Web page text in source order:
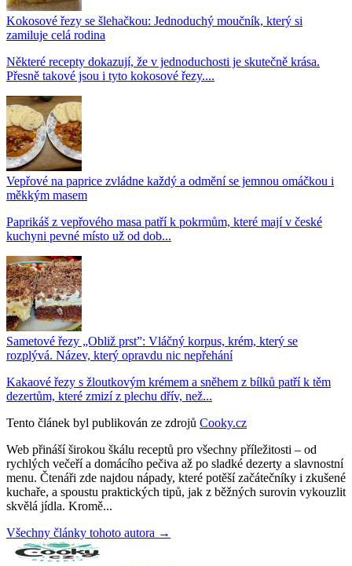
Kokosové řezy se šlehačkou: Jednoduchý moučník, který si
zamiluje celá rodina
Některé recepty dokazují, že v jednoduchosti je skutečně krása.
Přesně takové jsou i tyto kokosové řezy....
Vepřové na paprice zvládne každý a odmění se jemnou omáčkou i
měkkým masem
Paprikáš z vepřového masa patří k pokrmům, které mají v české
kuchyni pevné místo už od dob...
Sametové řezy „Obliž prst”: Vláčný korpus, krém, který se
rozplývá. Název, který opravdu nic nepřehání
Kakaové řezy s žloutkovým krémem a sněhem z bílků patří k těm
dezertům, které zmizí z plechu dřív, než...
Tento článek byl publikován ze zdrojů Cooky.cz
Web přináší širokou škálu receptů pro všechny příležitosti – od
rychlých večeří a domácího pečiva až po sladké dezerty a slavnostní
menu. Čtenáři zde najdou nápady, které potěší začátečníky i zkušené
kuchaře, a spoustu praktických tipů, jak z běžných surovin vykouzlit
skvělá jídla. Kromě...
Všechny články tohoto autora →